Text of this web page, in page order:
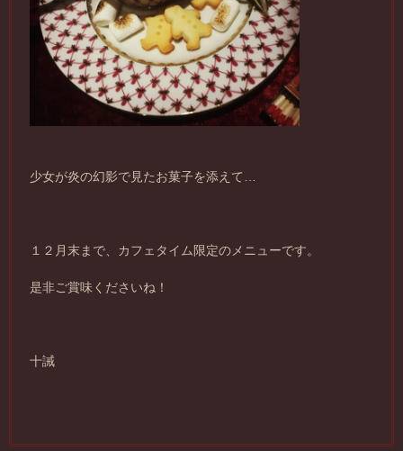
少女が炎の幻影で見たお菓子を添えて…
１２月末まで、カフェタイム限定のメニューです。
是非ご賞味くださいね！
十誡